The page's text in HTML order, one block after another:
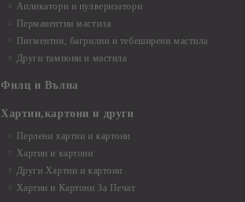
Апликатори и пулверизатори
Перманентни мастила
Пигментни, багрилни и тебеширени мастила
Други тампони и мастила
Филц и Вълна
Хартии,картони и други
Перлени хартии и картони
Хартии и картони
Други Хартии и картони
Хартии и Картони За Печат